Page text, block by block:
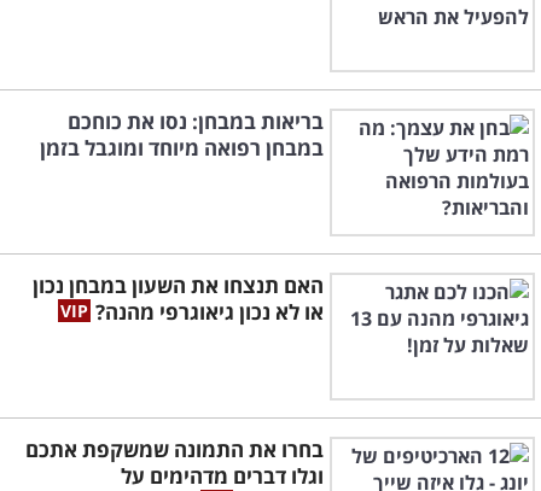
בריאות במבחן: נסו את כוחכם
במבחן רפואה מיוחד ומוגבל בזמן
האם תנצחו את השעון במבחן נכון
או לא נכון גיאוגרפי מהנה?
בחרו את התמונה שמשקפת אתכם
וגלו דברים מדהימים על